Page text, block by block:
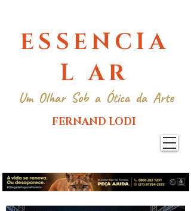
ESSENCIA
L AR
Um Olhar Sob a Ótica da Arte
FERNAND LODI